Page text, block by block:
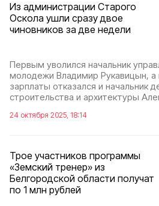
Из администрации Старого
Оскола ушли сразу двое
чиновников за две недели
Первым уволился начальник
молодежи Владимир Рукавицын,
зарплаты отказался и начальник
строительства и архитектуры
24 октября 2025, 18:14
Трое участников программы
«Земский тренер» из
Белгородской области получат
по 1 млн рублей